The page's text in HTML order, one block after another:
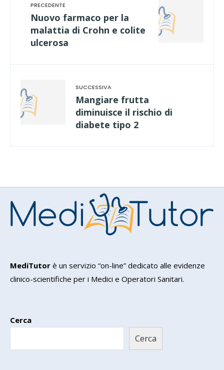
Nuovo farmaco per la
malattia di Crohn e colite
ulcerosa
Mangiare frutta
diminuisce il rischio di
diabete tipo 2
MediTutor è un servizio “on-line” dedicato alle evidenze
clinico-scientifiche per i Medici e Operatori Sanitari.
Cerca
Cerca